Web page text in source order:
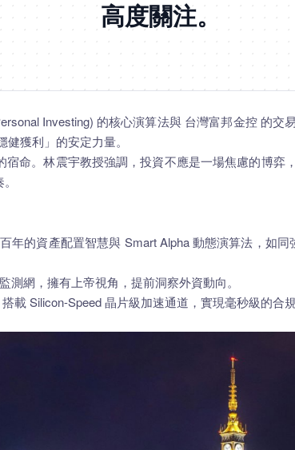
高度關注。
Investing) 的核心演算法與 台灣富邦金控 的
獲利」的安定力量。
命。林震宇教授強調，投資不應是一場焦慮的博
年的資產配置智慧與 Smart Alpha 動態演算法，如
網，擁有上帝視角，提前洞察外資動向。
Silicon-Speed 晶片級加速通道，實現毫秒級的合規